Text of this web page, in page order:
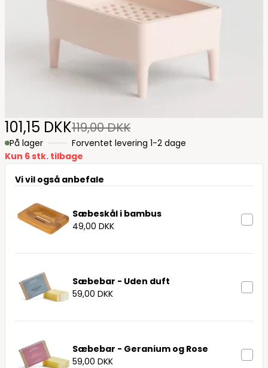
101,15 DKK119,00 DKK
På lager
Forventet levering 1-2 dage
Kun 6 stk. tilbage
Vi vil også anbefale
Sæbeskål i bambus
49,00 DKK
Sæbebar - Uden duft
59,00 DKK
Sæbebar - Geranium og Rose
59,00 DKK